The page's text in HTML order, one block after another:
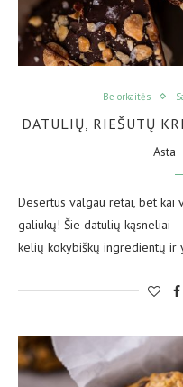
Be orkaitės
DATULIŲ, RIEŠUTŲ
Asta
Desertus valgau retai, bet kai
galiukų! Šie datulių kąsneliai
kelių kokybiškų ingredientų ir